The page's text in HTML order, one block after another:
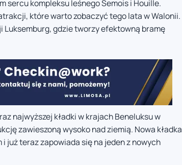
sercu kompleksu leśnego Semois i Houille.
które warto zobaczyć tego lata w Walonii.
gdzie tworzy efektowną bramę
najwyższej kładki w krajach Beneluksu w
zawieszoną wysoko nad ziemią. Nowa kładka
już teraz zapowiada się na jeden z nowych